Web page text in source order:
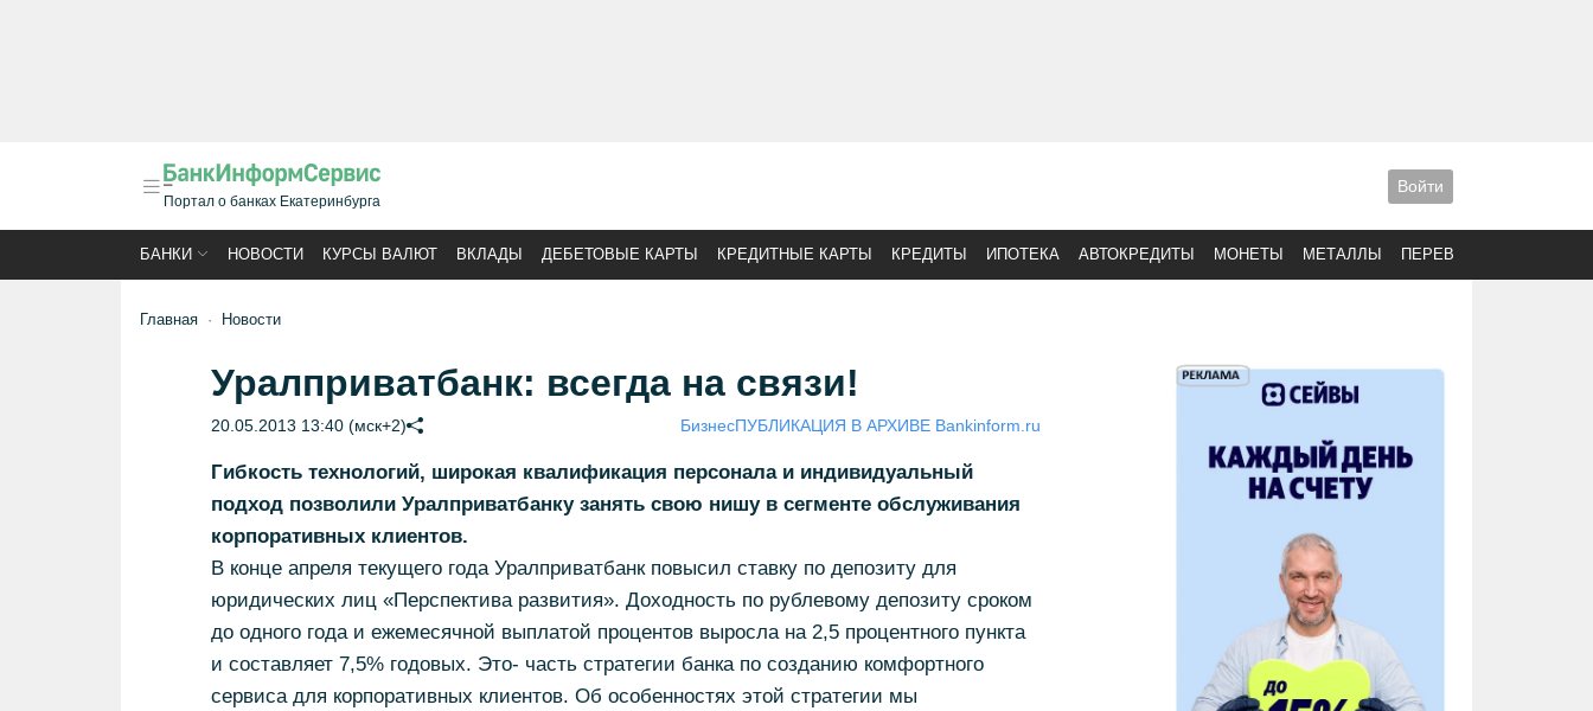
Портал о банках Екатеринбурга
Войти
БАНКИ НОВОСТИ КУРСЫ ВАЛЮТ ВКЛАДЫ ДЕБЕТОВЫЕ КАРТЫ КРЕДИТНЫЕ КАРТЫ КРЕДИТЫ ИПОТЕКА АВТОКРЕДИТЫ МОНЕТЫ МЕТАЛЛЫ ПЕРЕВОДЫ
Главная Новости
Уралприватбанк: всегда на связи!
20.05.2013 13:40 (мск+2) БизнесПУБЛИКАЦИЯ В АРХИВЕ Bankinform.ru
Гибкость технологий, широкая квалификация персонала и индивидуальный
подход позволили Уралприватбанку занять свою нишу в сегменте обслуживания
корпоративных клиентов.
В конце апреля текущего года Уралприватбанк повысил ставку по депозиту для
юридических лиц «Перспектива развития». Доходность по рублевому депозиту сроком
до одного года и ежемесячной выплатой процентов выросла на 2,5 процентного пункта
и составляет 7,5% годовых. Это- часть стратегии банка по созданию комфортного
сервиса для корпоративных клиентов. Об особенностях этой стратегии мы